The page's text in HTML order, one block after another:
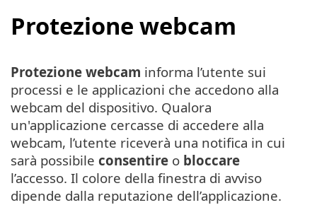
Protezione webcam
Protezione webcam informa l’utente sui
processi e le applicazioni che accedono alla
webcam del dispositivo. Qualora
un'applicazione cercasse di accedere alla
webcam, l’utente riceverà una notifica in cui
sarà possibile consentire o bloccare
l’accesso. Il colore della finestra di avviso
dipende dalla reputazione dell’applicazione.